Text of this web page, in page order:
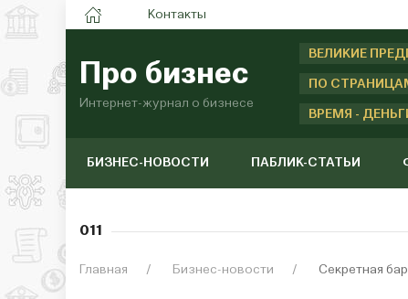
Контакты
Про бизнес
Интернет-журнал о бизнесе
ВЕЛИКИЕ
ПО
ВРЕМЯ -
БИЗНЕС-НОВОСТИ ПАБЛИК-СТАТЬИ
011
Главная Бизнес-новости Секретная